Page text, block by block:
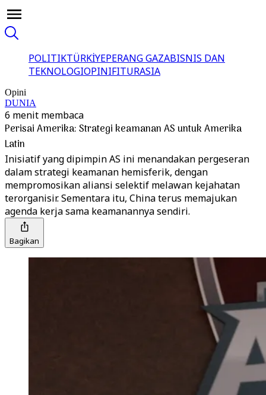
POLITIKTÜRKİYEPERANG GAZABISNIS DAN
TEKNOLOGIOPINIFITURASIA
Opini
DUNIA
6 menit membaca
Perisai Amerika: Strategi keamanan AS untuk Amerika
Latin
Inisiatif yang dipimpin AS ini menandakan pergeseran
dalam strategi keamanan hemisferik, dengan
mempromosikan aliansi selektif melawan kejahatan
terorganisir. Sementara itu, China terus memajukan
agenda kerja sama keamanannya sendiri.
Bagikan